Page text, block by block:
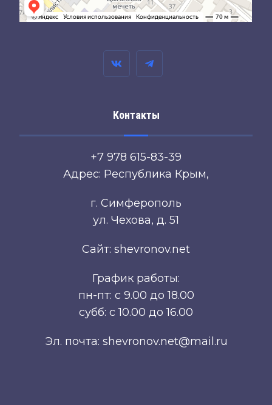
Контакты
+7 978 615-83-39
Адрес: Республика Крым,
г. Симферополь
ул. Чехова, д. 51
Сайт: shevronov.net
График работы:
пн-пт: с 9.00 до 18.00
субб: с 10.00 до 16.00
Эл. почта: shevronov.net@mail.ru